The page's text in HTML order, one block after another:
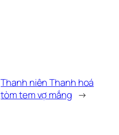
Thanh niên Thanh hoá
tòm tem vợ mắng →